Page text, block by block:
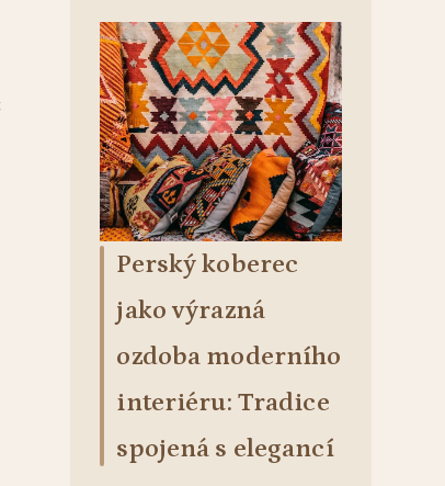
Perský koberec
jako výrazná
ozdoba moderního
interiéru: Tradice
spojená s elegancí